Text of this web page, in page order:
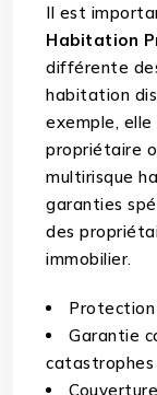
Il est
Habitation
différente
habitation
exemple, elle
propriétaire
multirisque
garanties
des
immobilier.
Garantie
catastrophes